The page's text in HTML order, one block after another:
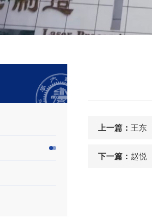
上一篇： 王东
下一篇： 赵悦